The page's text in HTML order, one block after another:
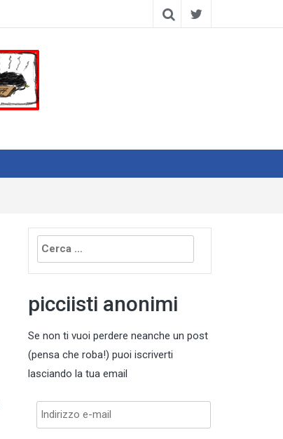
Ricerca
per:
picciisti anonimi
Se non ti vuoi perdere neanche un post
(pensa che roba!) puoi iscriverti
lasciando la tua email
Indirizzo